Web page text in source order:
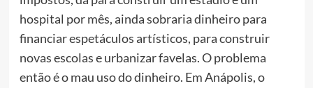
hospital por mês, ainda sobraria dinheiro para
financiar espetáculos artísticos, para construir
novas escolas e urbanizar favelas. O problema
então é o mau uso do dinheiro. Em Anápolis, o